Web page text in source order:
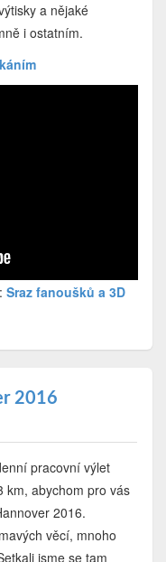
a nějaké
i ostatním.
Sraz fanoušků a 3D
2016
pracovní výlet
km, abychom pro vás
2016.
věcí, mnoho
jsme se tam